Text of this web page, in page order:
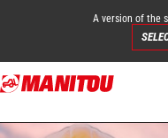
Salta
al
A version of the